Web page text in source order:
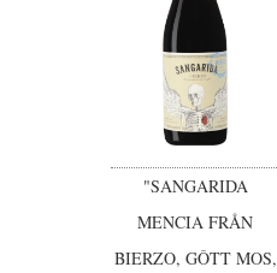
"SANGARIDA
MENCIA FRÅN
BIERZO, GÔTT MOS,